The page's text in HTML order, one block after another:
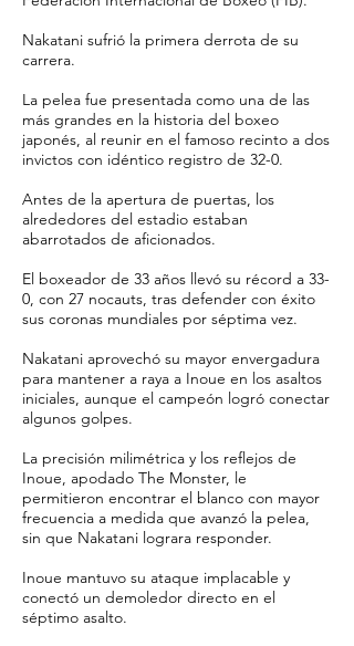
Nakatani sufrió la primera derrota de su
carrera.
La pelea fue presentada como una de las
más grandes en la historia del boxeo
japonés, al reunir en el famoso recinto a dos
invictos con idéntico registro de 32-0.
Antes de la apertura de puertas, los
alrededores del estadio estaban
abarrotados de aficionados.
El boxeador de 33 años llevó su récord a 33-
0, con 27 nocauts, tras defender con éxito
sus coronas mundiales por séptima vez.
Nakatani aprovechó su mayor envergadura
para mantener a raya a Inoue en los asaltos
iniciales, aunque el campeón logró conectar
algunos golpes.
La precisión milimétrica y los reflejos de
Inoue, apodado The Monster, le
permitieron encontrar el blanco con mayor
frecuencia a medida que avanzó la pelea,
sin que Nakatani lograra responder.
Inoue mantuvo su ataque implacable y
conectó un demoledor directo en el
séptimo asalto.